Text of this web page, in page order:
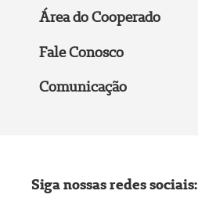
Área do Cooperado
Fale Conosco
Comunicação
Siga nossas redes sociais: